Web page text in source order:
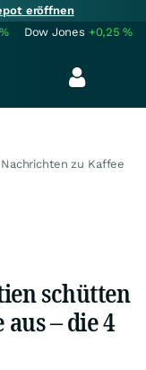
eröffnen
% Dow Jones +0,25%
Nachrichten zu Kaffee
schütten
– die 4